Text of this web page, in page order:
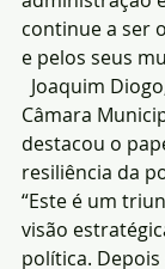
continue a ser
e pelos seus
Joaquim
Câmara
destacou o
resiliência da
“Este é um
visão
política.